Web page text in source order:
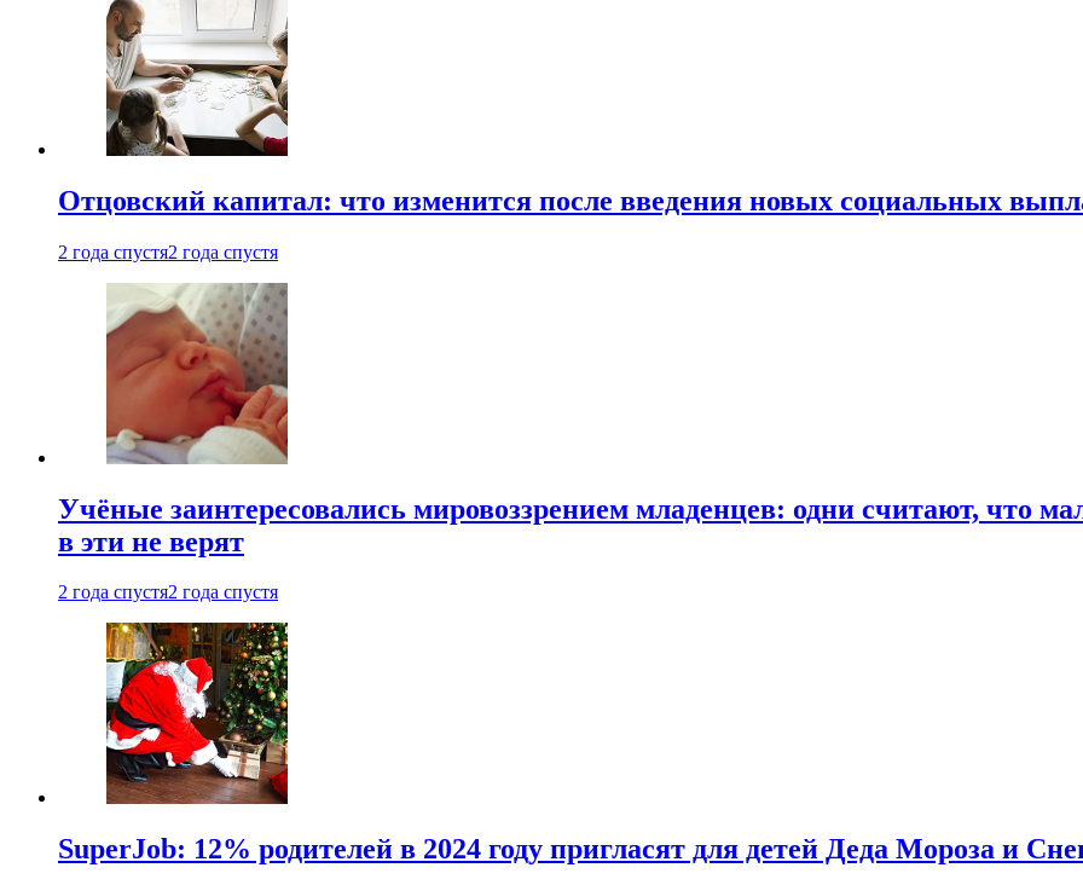
Отцовский капитал: что изменится после введения новых социальных
2 года спустя2 года спустя
Учёные заинтересовались мировоззрением младенцев: одни считают, что
в эти не верят
2 года спустя2 года спустя
SuperJob: 12% родителей в 2024 году пригласят для детей Деда Мороза и